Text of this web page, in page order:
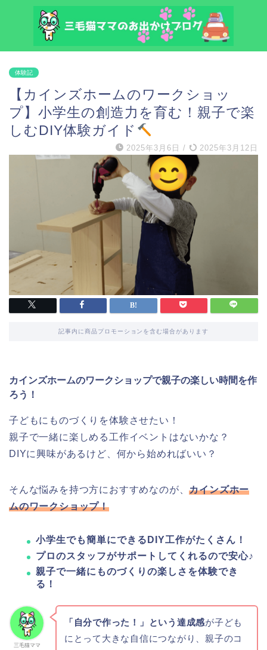
体験記
【カインズホームのワークショッ
プ】小学生の創造力を育む！親子で楽
しむDIY体験ガイド
2025年3月6日 / 2025年3月12日
記事内に商品プロモーションを含む場合があります
カインズホームのワークショップで親子の楽しい時間を作
ろう！
子どもにものづくりを体験させたい！
親子で一緒に楽しめる工作イベントはないかな？
DIYに興味があるけど、何から始めればいい？
そんな悩みを持つ方におすすめなのが、カインズホー
ムのワークショップ！
小学生でも簡単にできるDIY工作がたくさん！
プロのスタッフがサポートしてくれるので安心♪
親子で一緒にものづくりの楽しさを体験でき
る！
三毛猫ママ
「自分で作った！」という達成感が子ども
にとって大きな自信につながり、親子のコ